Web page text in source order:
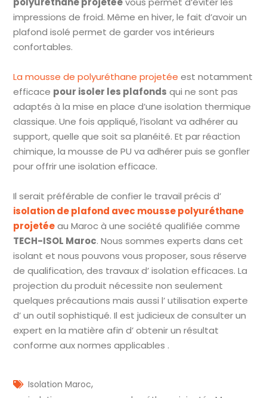
impressions de froid. Même en hiver, le fait d’avoir un
plafond isolé permet de garder vos intérieurs
confortables.
La mousse de polyuréthane projetée est notamment
efficace pour isoler les plafonds qui ne sont pas
adaptés à la mise en place d’une isolation thermique
classique. Une fois appliqué, l’isolant va adhérer au
support, quelle que soit sa planéité. Et par réaction
chimique, la mousse de PU va adhérer puis se gonfler
pour offrir une isolation efficace.
Il serait préférable de confier le travail précis d’
isolation de plafond avec mousse polyuréthane
projetéeau Maroc à une société qualifiée comme
TECH-ISOL Maroc. Nous sommes experts dans cet
isolant et nous pouvons vous proposer, sous réserve
de qualification, des travaux d’ isolation efficaces. La
projection du produit nécessite non seulement
quelques précautions mais aussi l’ utilisation experte
d’ un outil sophistiqué. Il est judicieux de consulter un
expert en la matière afin d’ obtenir un résultat
conforme aux normes applicables .
Isolation Maroc,